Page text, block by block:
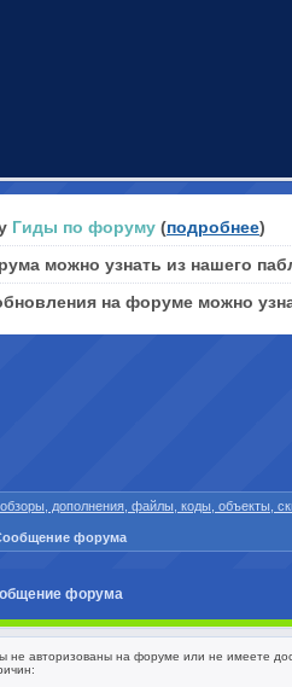
Гиды по форуму (подробнее)
можно узнать из нашего
на форуме можно
обзоры, дополнения, файлы, коды, объекты,
форума
форума
не авторизованы на форуме или не имеете